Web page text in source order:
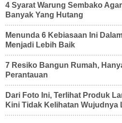
4 Syarat Warung Sembako
Banyak Yang Hutang
Menunda 6 Kebiasaan Ini
Menjadi Lebih Baik
7 Resiko Bangun Rumah,
Perantauan
Dari Foto Ini, Terlihat Produk
Kini Tidak Kelihatan Wujudnya